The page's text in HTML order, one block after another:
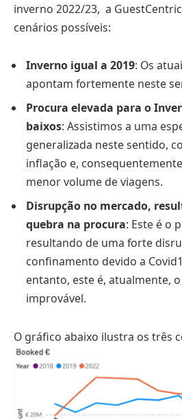
inverno 2022/23, a
cenários possíveis:
Inverno igual a 2019: Os
apontam fortemente neste
Procura elevada para o
baixos: Assistimos a uma
generalizada neste sentido,
inflação e,
menor volume de viagens.
Disrupção no mercado,
quebra na procura: Este é o
resultando de uma forte
confinamento devido a
entanto, este é, atualmente,
improvável.
O gráfico abaixo ilustra os três